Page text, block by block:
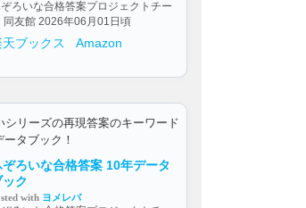
ろいな合格答案プロジェクトチー
同友館 2026年06月01日頃
天ブックス Amazon
シリーズの再現答案のキーワード
タブック！
ぞろいな合格答案 10年データ
ック
with ヨメレバ